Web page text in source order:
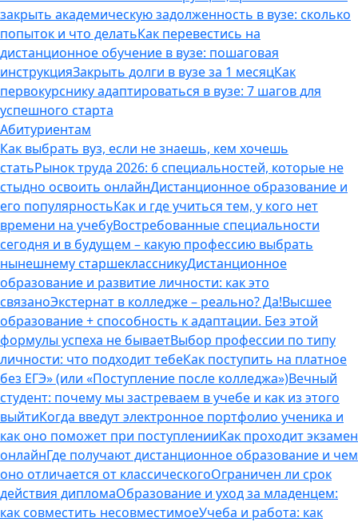
закрыть академическую задолженность в вузе: сколько
попыток и что делатьКак перевестись на
дистанционное обучение в вузе: пошаговая
инструкцияЗакрыть долги в вузе за 1 месяцКак
первокурснику адаптироваться в вузе: 7 шагов для
успешного старта
Абитуриентам
Как выбрать вуз, если не знаешь, кем хочешь
статьРынок труда 2026: 6 специальностей, которые не
стыдно освоить онлайнДистанционное образование и
его популярностьКак и где учиться тем, у кого нет
времени на учебуВостребованные специальности
сегодня и в будущем – какую профессию выбрать
нынешнему старшеклассникуДистанционное
образование и развитие личности: как это
связаноЭкстернат в колледже – реально? Да!Высшее
образование + способность к адаптации. Без этой
формулы успеха не бываетВыбор профессии по типу
личности: что подходит тебеКак поступить на платное
без ЕГЭ» (или «Поступление после колледжа»)Вечный
студент: почему мы застреваем в учебе и как из этого
выйтиКогда введут электронное портфолио ученика и
как оно поможет при поступленииКак проходит экзамен
онлайнГде получают дистанционное образование и чем
оно отличается от классическогоОграничен ли срок
действия дипломаОбразование и уход за младенцем:
как совместить несовместимоеУчеба и работа: как